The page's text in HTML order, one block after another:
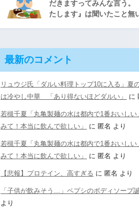
だきますってみんな言う。
たします』は聞いたこと無
最新のコメント
リュウジ氏「ダルい料理トップ10に入る」夏
は冷やし中華 「あり得ないほどダルい」
に
若槻千夏「丸亀製麺の水は都内で1番おいしい
みて！本当に飲んで欲しい」
に 匿名 より
若槻千夏「丸亀製麺の水は都内で1番おいしい
みて！本当に飲んで欲しい」
に 匿名 より
【悲報】プロテイン、高すぎる に 匿名 より
「子供が飲みそう…」ペプシのボディソープ
より